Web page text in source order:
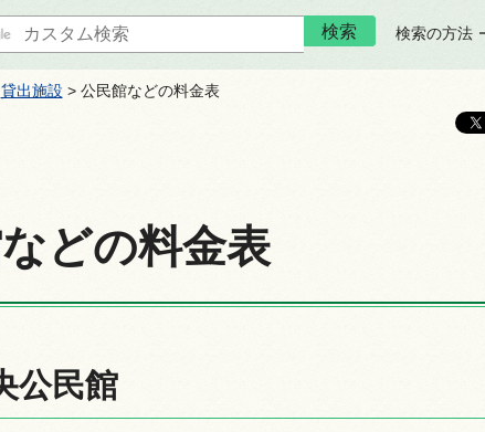
検索の方法
貸出施設 > 公民館などの料金表
どの料金表
公民館